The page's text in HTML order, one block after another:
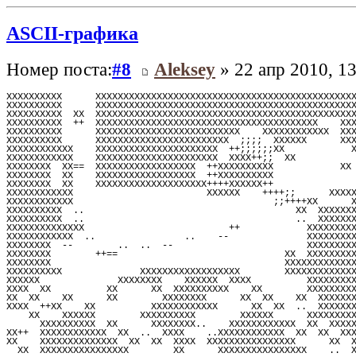
ASCII-графика
Номер поста:#8 Aleksey » 22 апр 2010,
XXXXXXXXXX
XXXXXXXXXX
XXXXXXXXXX  XX
XXXXXXXXXX  ++  XXXXXXXXXXXXXXXXXXXXXXXXXXXXXXXXXXXXXXXX
XXXXXXXXXX      XXXXXXXXXXXXXXXXXXXXXXXXXX    XXXXXXXXXXXX
XXXXXXXXXX      XXXXXXXXXXXXXXXXXXXXXXXX  ;;;;  XXXXXX
XXXXXXXXXXXX    XXXXXXXXXXXXXXXXXXXXXX  ++;;;;;;XX
XXXXXXXXXXXX    XXXXXXXXXXXXXXXXXXXXXX  XXXX++;;  XX
XXXXXXXX  XX==  XXXXXXXXXXXXXXXXXX  ++XXXXXXXXXX
XXXXXXXX  XX    XXXXXXXXXXXXXXXXXX  ++XXXXXXXXXX
XXXXXXXX  XX    XXXXXXXXXXXXXXXXXXXX++++XXXXXX++
XXXXXXXXXXXX                        XXXXXX    ++++;;
XXXXXXXXXXXX                                    ;;++++XX
XXXXXXXXXX  ..                                      XX
XXXXXXXXXX  ..                                      ..
XXXXXXXXXXXXXX                          ++
XXXXXXXXXXXX  ..                ..    --
XXXXXXXX  --        ..  ..  --
XXXXXXXX        ++==                              XX
XXXXXXXX
XXXXXXXXXX              XXXXXXXXXXXXXXXXXX
XXXXXX              XXXXXXXX    XXXXXX  XXXX
XXXX  XX          XX      XX  XXXXXXXXXX    XX
XX  XX    XX      XX        XXXXXXXX      XX  XX    XX
XXXX  ++XX    XX          XXXXXXXXXXXX      XX  XX  ..
XX    XXXXXX        XXXXXXXXXX        XXXXXX
XXXXXXXXXX  XX      XXXXXXXX..    XXXXXXXXXXXX  XX
XX++  XXXXXXXXXXXX  XX  ..  XXXX    ..XXXXXXXXXXXX  XX  XX
XX    XXXXXXXXXXXXXX  XX  XX  XXXX  XXXXXXXXXXXXXXXX      XX
XX  XXXXXXXXXXXXXXXX        XX      XXXXXXXXXXXXXXXX    ..